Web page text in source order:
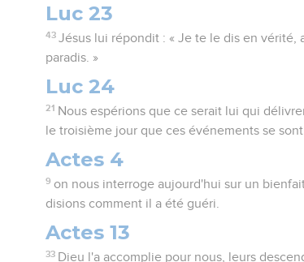
Luc 23
43 Jésus lui répondit : « Je te le dis en vérité,
paradis. »
Luc 24
21 Nous espérions que ce serait lui qui
le troisième jour que ces événements se
Actes 4
9 on nous interroge aujourd'hui sur un
disions comment il a été guéri.
Actes 13
33 Dieu l'a accomplie pour nous, leurs